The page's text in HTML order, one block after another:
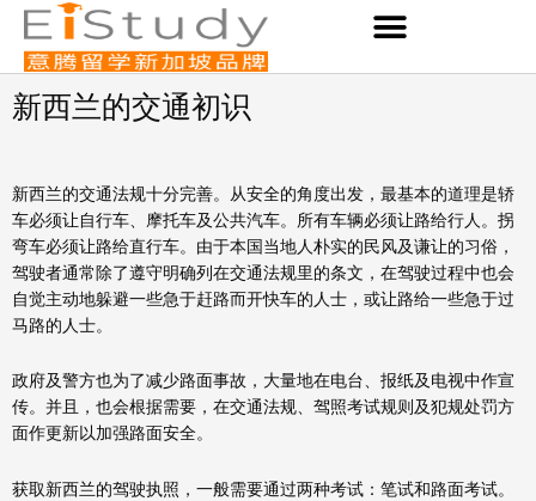
Skip
content
新西兰的交通初识
新西兰的交通法规十分完善。从安全的角度出发，最基本的道理是轿
车必须让自行车、摩托车及公共汽车。所有车辆必须让路给行人。拐
弯车必须让路给直行车。由于本国当地人朴实的民风及谦让的习俗，
驾驶者通常除了遵守明确列在交通法规里的条文，在驾驶过程中也会
自觉主动地躲避一些急于赶路而开快车的人士，或让路给一些急于过
马路的人士。
政府及警方也为了减少路面事故，大量地在电台、报纸及电视中作宣
传。并且，也会根据需要，在交通法规、驾照考试规则及犯规处罚方
面作更新以加强路面安全。
获取新西兰的驾驶执照，一般需要通过两种考试：笔试和路面考试。